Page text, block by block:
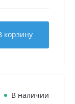
корзину
В наличии